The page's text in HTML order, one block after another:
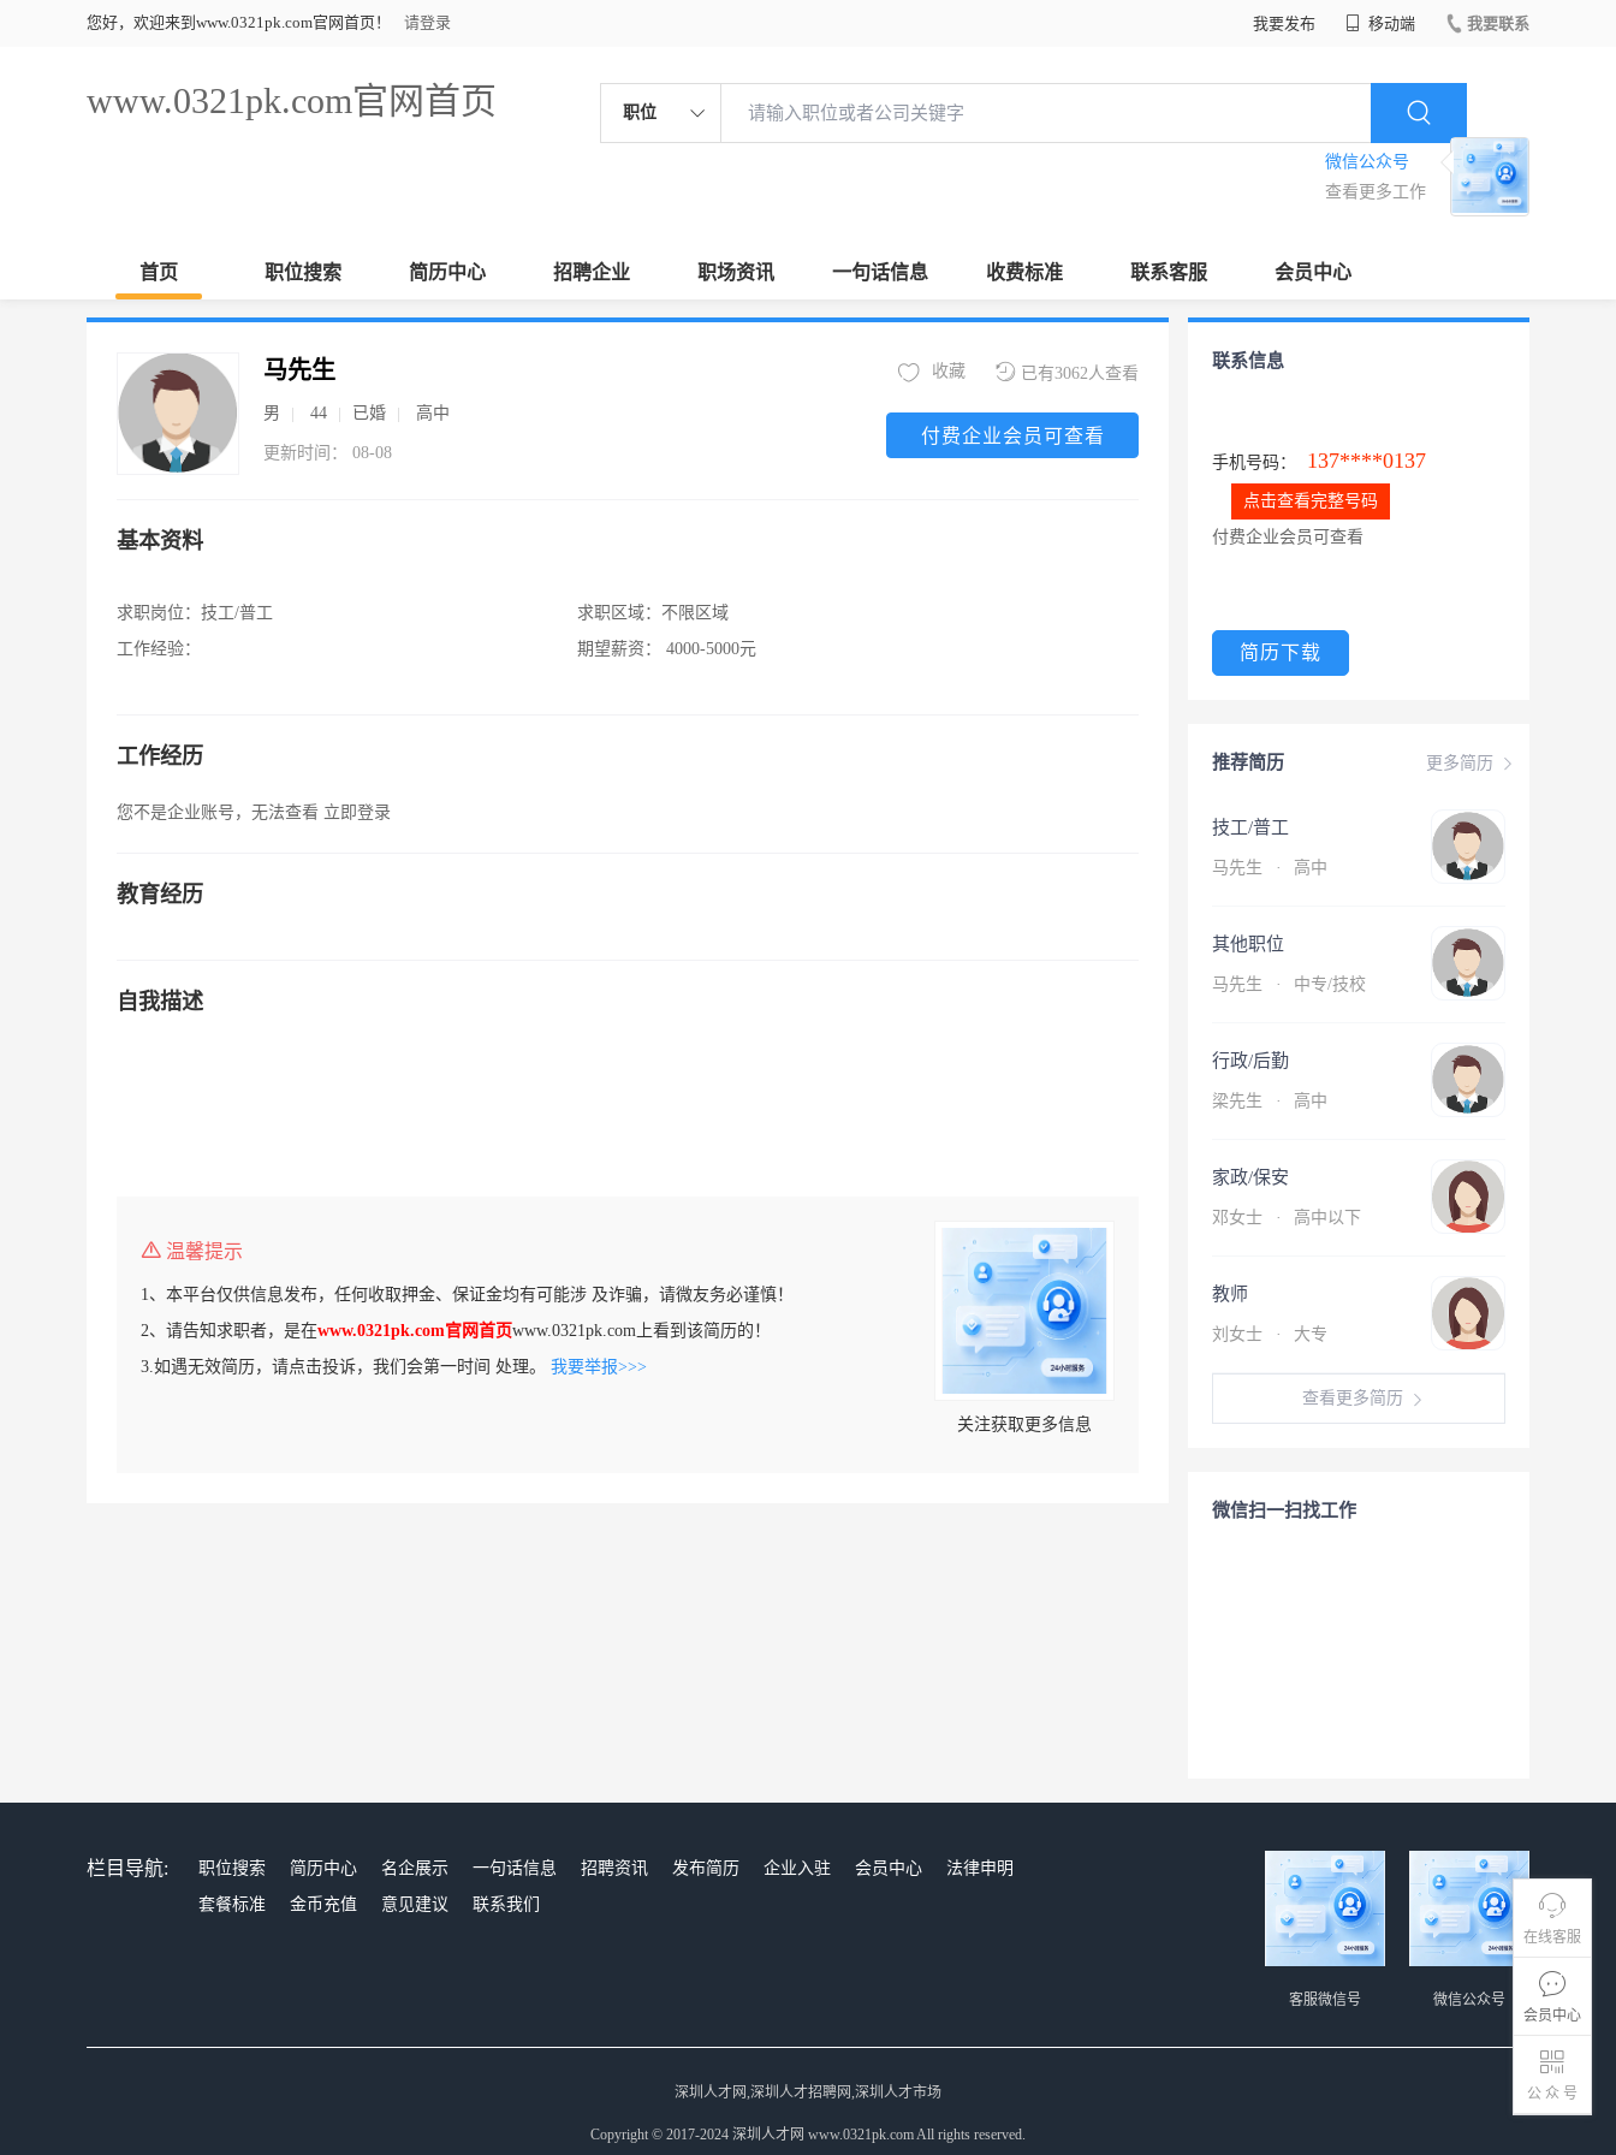
您好，欢迎来到www.0321pk.com官网首页！ 请登录 我要发布 移动端 我要联系
www.0321pk.com官网首页 职位
微信公众号
查看更多工作
首页 职位搜索 简历中心 招聘企业 职场资讯 一句话信息 收费标准 联系客服 会员中心
在线客服
会员中心
公 众 号
马先生
男 44 已婚 高中
更新时间： 08-08
已有3062人查看
收藏
付费企业会员可查看
基本资料
求职岗位： 技工/普工
工作经验：
求职区域： 不限区域
期望薪资：
4000-5000元
工作经历
您不是企业账号，无法查看 立即登录
教育经历
自我描述
温馨提示
1、本平台仅供信息发布，任何收取押金、保证金均有可能涉 及诈骗，请微友务必谨慎！
2、请告知求职者，是在www.0321pk.com官网首页www.0321pk.com上看到该简历的！
3.如遇无效简历，请点击投诉，我们会第一时间 处理。 我要举报>>>
关注获取更多信息
联系信息
手机号码： 137****0137
点击查看完整号码
付费企业会员可查看
简历下载
更多简历
推荐简历
技工/普工
马先生 · 高中
其他职位
马先生 · 中专/技校
行政/后勤
梁先生 · 高中
家政/保安
邓女士 · 高中以下
教师
刘女士 · 大专
查看更多简历
微信扫一扫找工作
栏目导航: 职位搜索 简历中心 名企展示 一句话信息 招聘资讯 发布简历 企业入驻 会员中心
法律申明
套餐标准
金币充值 意见建议 联系我们
微信公众号
客服微信号
深圳人才网,深圳人才招聘网,深圳人才市场
Copyright © 2017-2024 深圳人才网 www.0321pk.com All rights reserved.